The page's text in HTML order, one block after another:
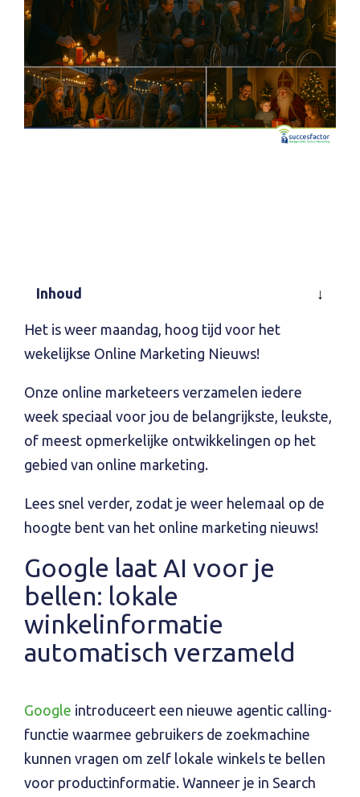
Inhoud
Het is weer maandag, hoog tijd voor het
wekelijkse Online Marketing Nieuws!
Onze online marketeers verzamelen iedere
week speciaal voor jou de belangrijkste, leukste,
of meest opmerkelijke ontwikkelingen op het
gebied van online marketing.
Lees snel verder, zodat je weer helemaal op de
hoogte bent van het online marketing nieuws!
Google laat AI voor je
bellen: lokale
winkelinformatie
automatisch verzameld
Google introduceert een nieuwe agentic calling-
functie waarmee gebruikers de zoekmachine
kunnen vragen om zelf lokale winkels te bellen
voor productinformatie. Wanneer je in Search